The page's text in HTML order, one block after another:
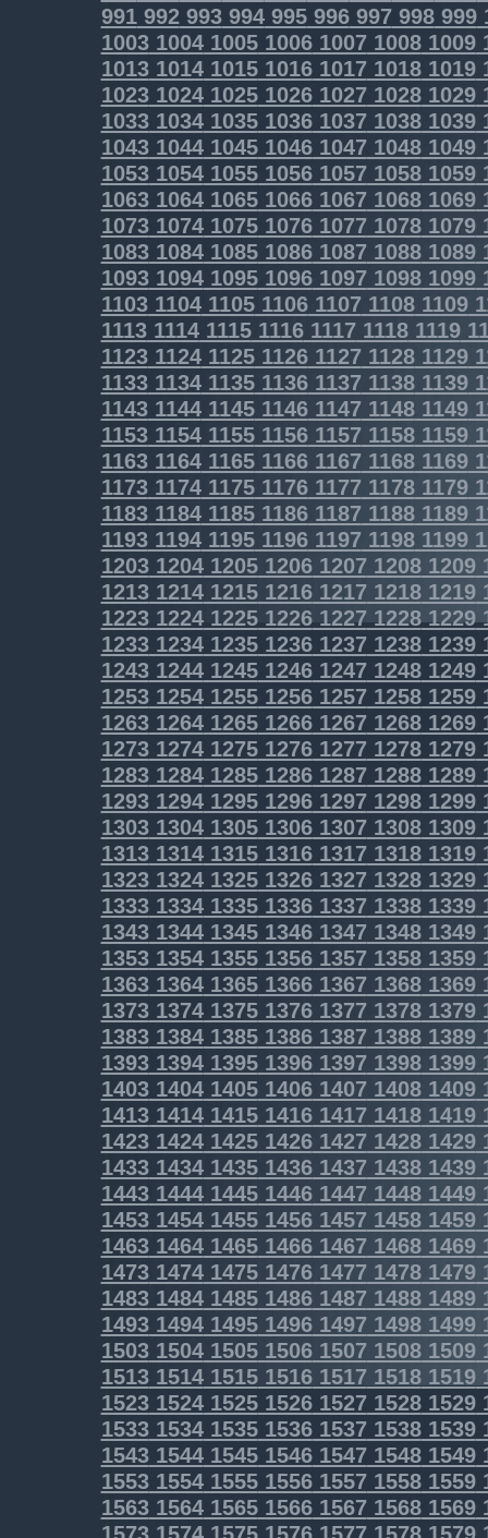
991992993994995996997998999
1003100410051006100710081009
1013101410151016101710181019
1023102410251026102710281029
1033103410351036103710381039
1043104410451046104710481049
1053105410551056105710581059
1063106410651066106710681069
1073107410751076107710781079
1083108410851086108710881089
1093109410951096109710981099
1103110411051106110711081109
1113111411151116111711181119
11231124112511261127 11281129
11331134113511361137 11381139
11431144114511461147 11481149
11531154115511561157 11581159
11631164116511661167 11681169
11731174117511761177 11781179
11831184118511861187 11881189
11931194119511961197 11981199
12031204120512061207 12081209
12131214121512161217 12181219
1223122412251226122712281229
1233123412351236123712381239
1243124412451246124712481249
1253125412551256125712581259
1263126412651266126712681269
1273127412751276127712781279
1283128412851286128712881289
1293129412951296129712981299
1303130413051306130713081309
1313131413151316131713181319
1323132413251326132713281329
1333133413351336133713381339
1343134413451346134713481349
1353135413551356135713581359
1363136413651366136713681369
1373137413751376137713781379
1383138413851386138713881389
1393139413951396139713981399
14031404140514061407 14081409
14131414141514161417 14181419
1423142414251426142714281429
14331434143514361437 14381439
14431444144514461447 14481449
14531454145514561457 14581459
14631464146514661467 14681469
14731474147514761477 14781479
14831484148514861487 14881489
14931494149514961497 14981499
15031504150515061507 15081509
15131514151515161517 15181519
1523152415251526152715281529
1533153415351536153715381539
1543154415451546154715481549
1553155415551556155715581559
1563156415651566156715681569